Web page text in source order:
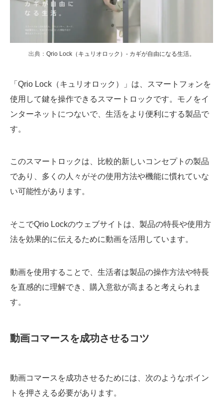
出典： Qrio Lock（キュリオロック）- カギが自由になる生活。
「Qrio Lock（キュリオロック）」は、スマートフォンを
使用して鍵を操作できるスマートロックです。モノをイ
ンターネットにつないで、生活をより便利にする製品で
す。
このスマートロックは、比較的新しいコンセプトの製品
であり、多くの人々がその使用方法や機能に慣れていな
い可能性があります。
そこでQrio Lockのウェブサイトは、製品の特長や使用方
法を効果的に伝えるために動画を活用しています。
動画を使用することで、生活者は製品の操作方法や特長
を直感的に理解でき、購入意欲が高まると考えられま
す。
動画コマースを成功させるコツ
動画コマースを成功させるためには、次のようなポイン
トを押さえる必要があります。